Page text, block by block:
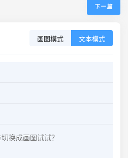
下一篇
画图模式 文本模式